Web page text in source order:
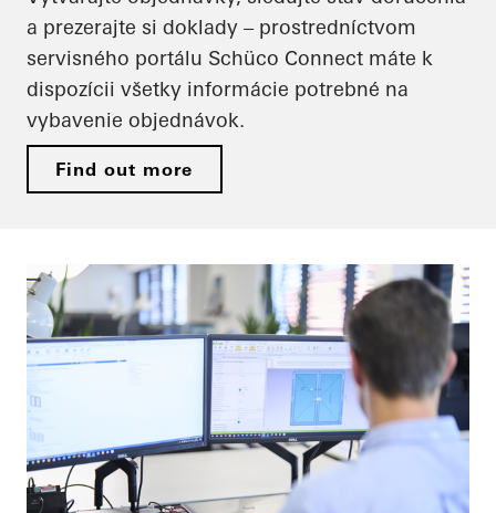
a prezerajte si doklady – prostredníctvom
servisného portálu Schüco Connect máte k
dispozícii všetky informácie potrebné na
vybavenie objednávok.
Find out more